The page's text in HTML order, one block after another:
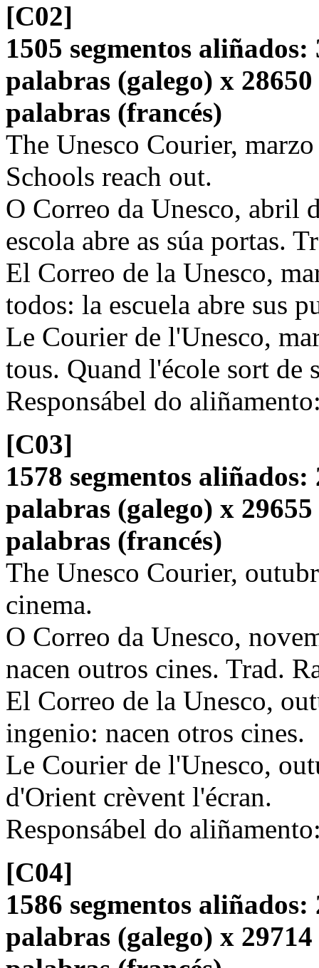
[C02]
1505 segmentos
palabras (galego) x
palabras (francés)
The Unesco Courier,
Schools reach out.
O Correo da Unesco, abril
escola abre as súa portas.
El Correo de la Unesco,
todos: la escuela abre sus
Le Courier de l'Unesco,
tous. Quand l'école sort de
Responsábel do
[C03]
1578 segmentos
palabras (galego) x
palabras (francés)
The Unesco Courier,
cinema.
O Correo da Unesco,
nacen outros cines. Trad.
El Correo de la Unesco,
ingenio: nacen otros cines.
Le Courier de l'Unesco,
d'Orient crèvent l'écran.
Responsábel do
[C04]
1586 segmentos
palabras (galego) x